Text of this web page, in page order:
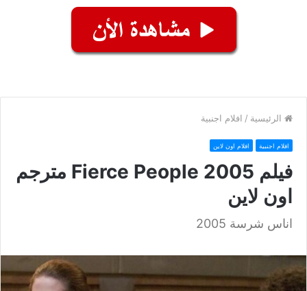
الرئيسية / افلام اجنبية
افلام اجنبية افلام اون لاين
فيلم Fierce People 2005 مترجم
اون لاين
اناس شرسة 2005